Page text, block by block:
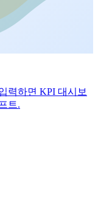
력하면 KPI 대시보
트.